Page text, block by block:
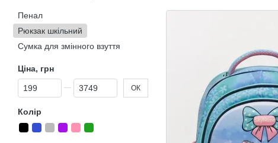
Пенал
Рюкзак шкільний
Сумка для змінного взуття
Ціна, грн
Від Ціна, грн
До Ціна, грн ОК
Колір